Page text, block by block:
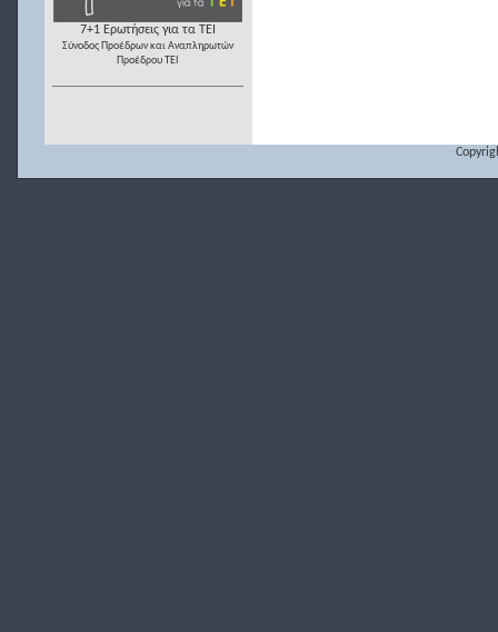
7+1 Ερωτήσεις για τα ΤΕΙ
Σύνοδος Προέδρων και Αναπληρωτών
Προέδρου ΤΕΙ